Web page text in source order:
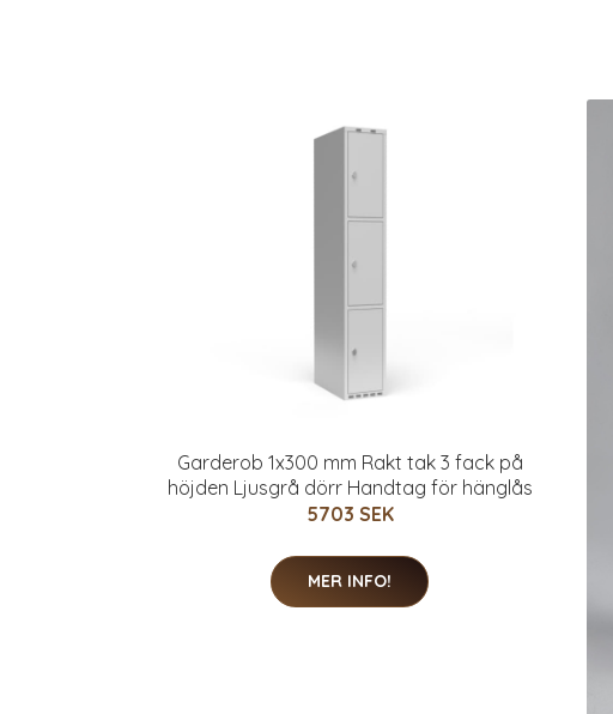
Garderob 1x300 mm Rakt tak 3 fack på
höjden Ljusgrå dörr Handtag för hänglås
5703 SEK
MER INFO!